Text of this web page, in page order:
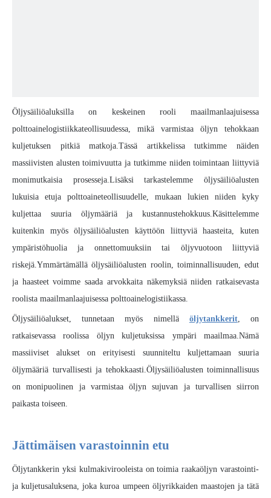
Öljysäiliöaluksilla on keskeinen rooli maailmanlaajuisessa
polttoainelogistiikkateollisuudessa, mikä varmistaa öljyn tehokkaan
kuljetuksen pitkiä matkoja.Tässä artikkelissa tutkimme näiden
massiivisten alusten toimivuutta ja tutkimme niiden toimintaan liittyviä
monimutkaisia ​​prosesseja.Lisäksi tarkastelemme öljysäiliöalusten
lukuisia etuja polttoaineteollisuudelle, mukaan lukien niiden kyky
kuljettaa suuria öljymääriä ja kustannustehokkuus.Käsittelemme
kuitenkin myös öljysäiliöalusten käyttöön liittyviä haasteita, kuten
ympäristöhuolia ja onnettomuuksiin tai öljyvuotoon liittyviä
riskejä.Ymmärtämällä öljysäiliöalusten roolin, toiminnallisuuden, edut
ja haasteet voimme saada arvokkaita näkemyksiä niiden ratkaisevasta
roolista maailmanlaajuisessa polttoainelogistiikassa.
Öljysäiliöalukset, tunnetaan myös nimellä öljytankkerit, on
ratkaisevassa roolissa öljyn kuljetuksissa ympäri maailmaa.Nämä
massiiviset alukset on erityisesti suunniteltu kuljettamaan suuria
öljymääriä turvallisesti ja tehokkaasti.Öljysäiliöalusten toiminnallisuus
on monipuolinen ja varmistaa öljyn sujuvan ja turvallisen siirron
paikasta toiseen.
Jättimäisen varastoinnin etu
Öljytankkerin yksi kulmakivirooleista on toimia raakaöljyn varastointi-
ja kuljetusaluksena, joka kuroa umpeen öljyrikkaiden maastojen ja tätä